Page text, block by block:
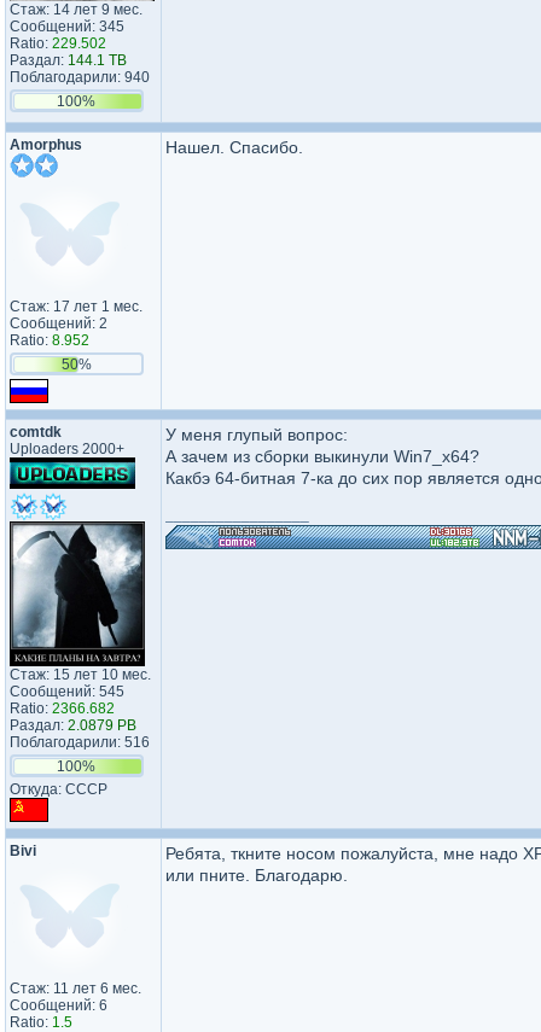
Стаж: 14 лет 9 мес.
Сообщений: 345
Ratio: 229.502
Раздал: 144.1 TB
Поблагодарили: 940
100%
Amorphus
Стаж: 17 лет 1 мес.
Сообщений: 2
Ratio: 8.952
50%
Нашел. Спасибо.
comtdk
Uploaders 2000+
Стаж: 15 лет 10 мес.
Сообщений: 545
Ratio: 2366.682
Раздал: 2.0879 PB
Поблагодарили: 516
100%
Откуда: CCCP
У меня глупый вопрос:
А зачем из сборки выкинули Win7_x64?
Какбэ 64-битная 7-ка до сих пор является
Bivi
Стаж: 11 лет 6 мес.
Сообщений: 6
Ratio: 1.5
Ребята, ткните носом пожалуйста, мне надо
или пните. Благодарю.